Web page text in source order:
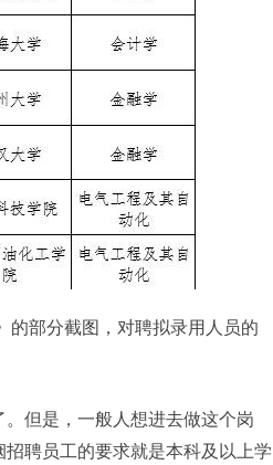
的部分截图，对聘拟录用人员的
但是，一般人想进去做这个岗
聘员工的要求就是本科及以上学